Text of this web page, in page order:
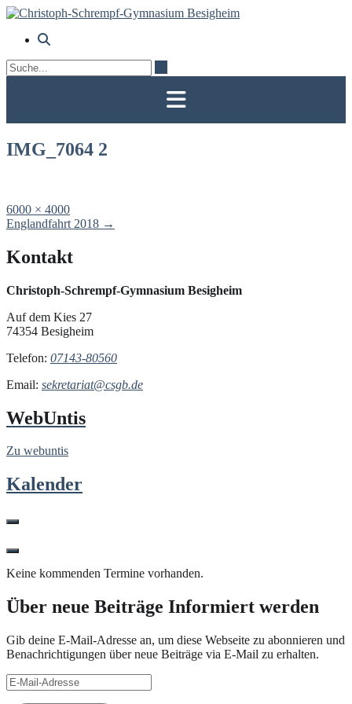
Skip
content
IMG_7064 2
Full
size
6000 × 4000
Post
Englandfahrt 2018 →
Kontakt
Christoph-Schrempf-Gymnasium Besigheim
Auf dem Kies 27
74354 Besigheim
Telefon: 07143-80560
Email: sekretariat@csgb.de
WebUntis
Zu webuntis
Kalender
Keine kommenden Termine vorhanden.
Über neue Beiträge Informiert werden
Gib deine E-Mail-Adresse an, um diese Webseite zu abonnieren und
Benachrichtigungen über neue Beiträge via E-Mail zu erhalten.
E-
Mail-